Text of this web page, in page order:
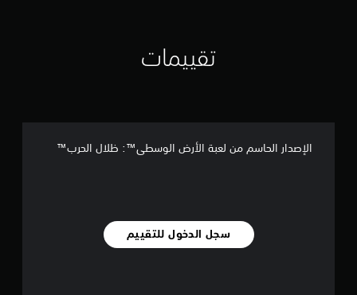
تقييمات
الإصدار الحاسم من لعبة الأرض الوسطى™‎: ظلال الحرب™
سجل الدخول للتقييم